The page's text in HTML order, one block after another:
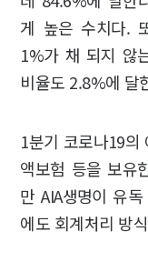
게 높은 수치다.
1%가 채 되지 않
비율도 2.8%에 달
1분기 코로나19의
액보험 등을 보유
만 AIA생명이 유
에도 회계처리 방